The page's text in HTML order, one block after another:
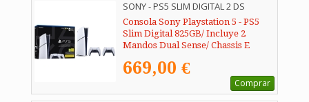
SONY - PS5 SLIM DIGITAL 2 DS
Consola Sony Playstation 5 - PS5
Slim Digital 825GB/ Incluye 2
Mandos Dual Sense/ Chassis E
669,00 €
Comprar